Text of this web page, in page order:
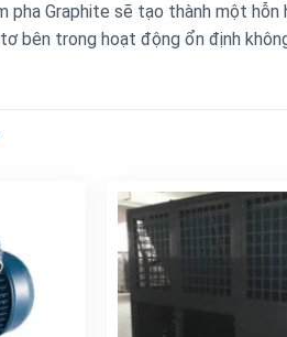
pha Graphite sẽ tạo thành một
bên trong hoạt động ổn định